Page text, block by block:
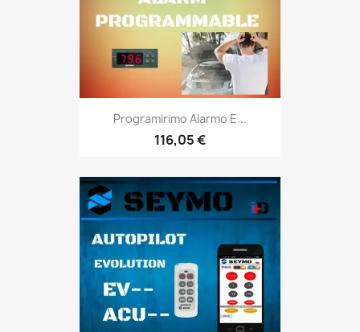
Programirimo Alarmo E...
116,05 €